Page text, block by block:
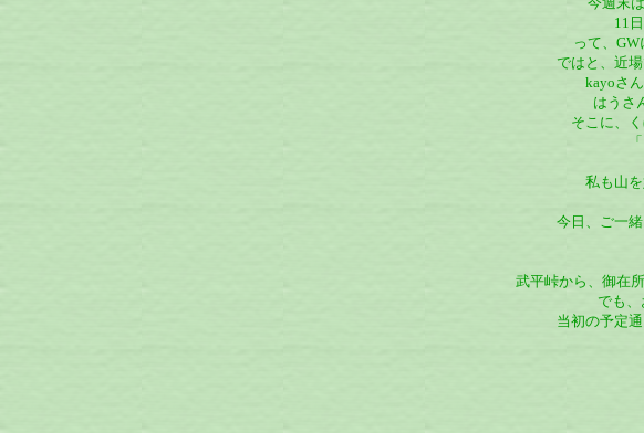
11
って、
ではと、近
kayoさ
はうさ
そこに、
私も山
今日、ご一
武平峠から、御在
でも、
当初の予定